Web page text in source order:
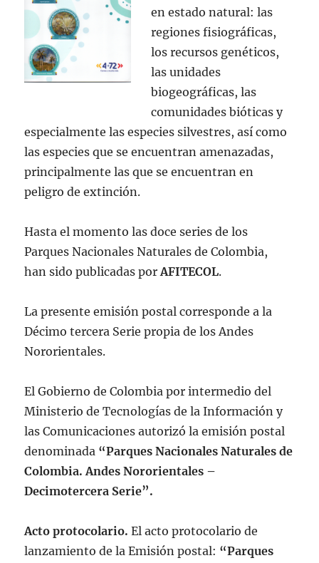
en estado natural: las
regiones fisiográficas,
los recursos genéticos,
las unidades
biogeográficas, las
comunidades bióticas y
especialmente las especies silvestres, así como
las especies que se encuentran amenazadas,
principalmente las que se encuentran en
peligro de extinción.
Hasta el momento las doce series de los
Parques Nacionales Naturales de Colombia,
han sido publicadas porAFITECOL.
La presente emisión postal corresponde a la
Décimo tercera Serie propia de los Andes
Nororientales.
El Gobierno de Colombia por intermedio del
Ministerio de Tecnologías de la Información y
las Comunicaciones autorizó la emisión postal
denominada “Parques Nacionales Naturales de
Colombia. Andes Nororientales –
Decimotercera Serie”.
Acto protocolario. El acto protocolario de
lanzamiento de la Emisión postal: “Parques